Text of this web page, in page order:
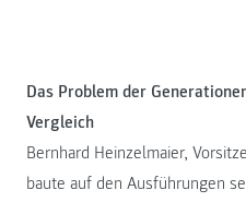
Das Problem der
Vergleich
Bernhard Heinzelmaier,
baute auf den Ausführungen